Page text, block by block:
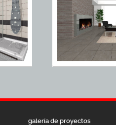
galería de proyectos